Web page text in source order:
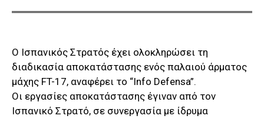
Ο Ισπανικός Στρατός έχει ολοκληρώσει τη
διαδικασία αποκατάστασης ενός παλαιού άρματος
μάχης FT-17, αναφέρει το “Info Defensa”.
Οι εργασίες αποκατάστασης έγιναν από τον
Ισπανικό Στρατό, σε συνεργασία με ίδρυμα